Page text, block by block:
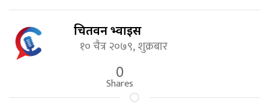
चितवन भ्वाईस
१० चैत्र २०७९, शुक्रबार
0
Shares